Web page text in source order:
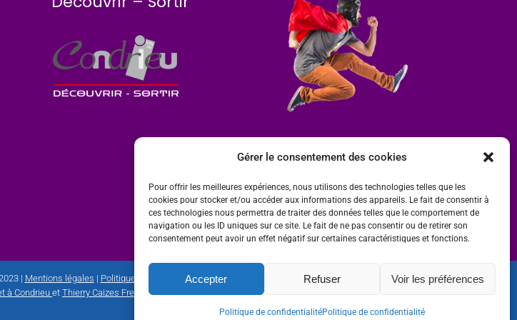
Gérer le consentement des cookies
Pour offrir les meilleures expériences, nous utilisons des technologies telles que les
cookies pour stocker et/ou accéder aux informations des appareils. Le fait de consentir à
ces technologies nous permettra de traiter des données telles que le comportement de
navigation ou les ID uniques sur ce site. Le fait de ne pas consentir ou de retirer son
consentement peut avoir un effet négatif sur certaines caractéristiques et fonctions.
Accepter Refuser Voir les préférences
Politique de confidentialitéPolitique de confidentialité
| Mentions légales | Politique de confidentialité
à Condrieu et Thierry Caizes Freelance| Photos parOmbre et Matière - Photographe